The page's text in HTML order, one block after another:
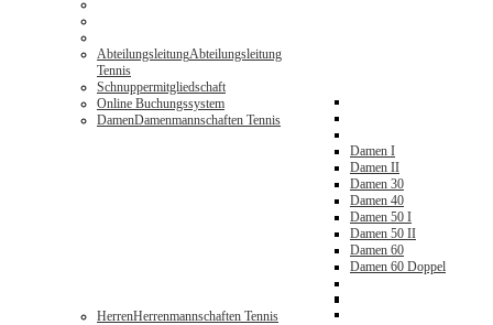
AbteilungsleitungAbteilungsleitung
Tennis
Schnuppermitgliedschaft
Online Buchungssystem
DamenDamenmannschaften Tennis
Damen I
Damen II
Damen 30
Damen 40
Damen 50 I
Damen 50 II
Damen 60
Damen 60 Doppel
HerrenHerrenmannschaften Tennis